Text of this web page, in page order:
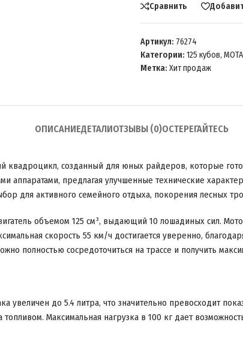
Сравнить
Артикул: 76274
Категории: 125 кубов,
Метка: Хит продаж
ОПИСАНИЕДЕТАЛИОТЗЫВЫ (0)ОСТЕРЕГАЙТЕСЬ
созданный для юных райдеров, которые
аппаратами, предлагая улучшенные технические
для активного семейного отдыха, покорения лесных
объемом 125 см³, выдающий 10 лошадиных сил.
скорость 55 км/ч достигается уверенно,
полностью сосредоточиться на трассе и получить
увеличен до 5.4 литра, что значительно превосходит
Максимальная нагрузка в 100 кг дает